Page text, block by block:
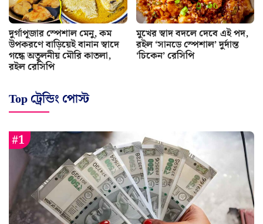
দুর্গাপূজার স্পেশাল মেনু, কম
উপকরণে বাড়িয়েই বানান স্বাদে
গন্ধে অতুলনীয় মৌরি কাতলা,
রইল রেসিপি
মুখের স্বাদ বদলে দেবে এই পদ,
রইল ‘সানডে স্পেশাল’ দুর্দান্ত
‘চিকেন’ রেসিপি
Top ট্রেন্ডিং পোস্ট